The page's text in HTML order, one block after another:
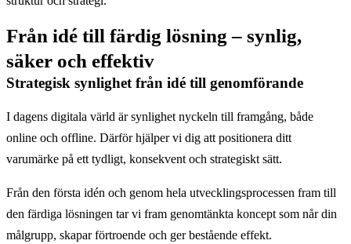
Från idé till färdig lösning – synlig,
säker och effektiv
Strategisk synlighet från idé till genomförande
I dagens digitala värld är synlighet nyckeln till framgång, både
online och offline. Därför hjälper vi dig att positionera ditt
varumärke på ett tydligt, konsekvent och strategiskt sätt.
Från den första idén och genom hela utvecklingsprocessen fram till
den färdiga lösningen tar vi fram genomtänkta koncept som når din
målgrupp, skapar förtroende och ger bestående effekt.